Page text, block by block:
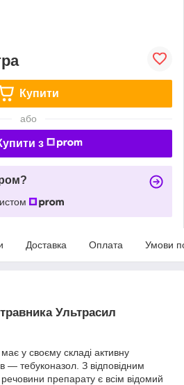
Купити
або
з
Доставка Оплата Умови
Ультрасил
у своєму складі активну
— тебуконазол. З відповідним
препарату є всім відомий